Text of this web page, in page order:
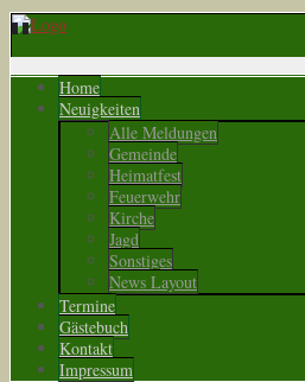
Home
Neuigkeiten
Alle Meldungen
Gemeinde
Heimatfest
Feuerwehr
Kirche
Jagd
Sonstiges
News Layout
Termine
Gästebuch
Kontakt
Impressum